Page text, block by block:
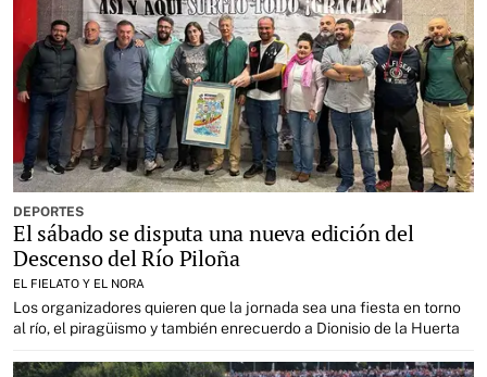
DEPORTES
El sábado se disputa una nueva edición del
Descenso del Río Piloña
EL FIELATO Y EL NORA
Los organizadores quieren que la jornada sea una fiesta en torno
al río, el piragüismo y también enrecuerdo a Dionisio de la Huerta